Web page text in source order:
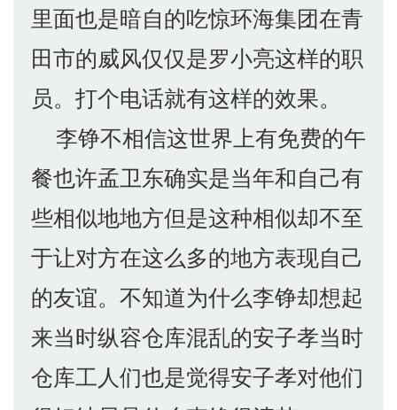
里面也是暗自的吃惊环海集团在青
田市的威风仅仅是罗小亮这样的职
员。打个电话就有这样的效果。
李铮不相信这世界上有免费的午
餐也许孟卫东确实是当年和自己有
些相似地地方但是这种相似却不至
于让对方在这么多的地方表现自己
的友谊。不知道为什么李铮却想起
来当时纵容仓库混乱的安子孝当时
仓库工人们也是觉得安子孝对他们